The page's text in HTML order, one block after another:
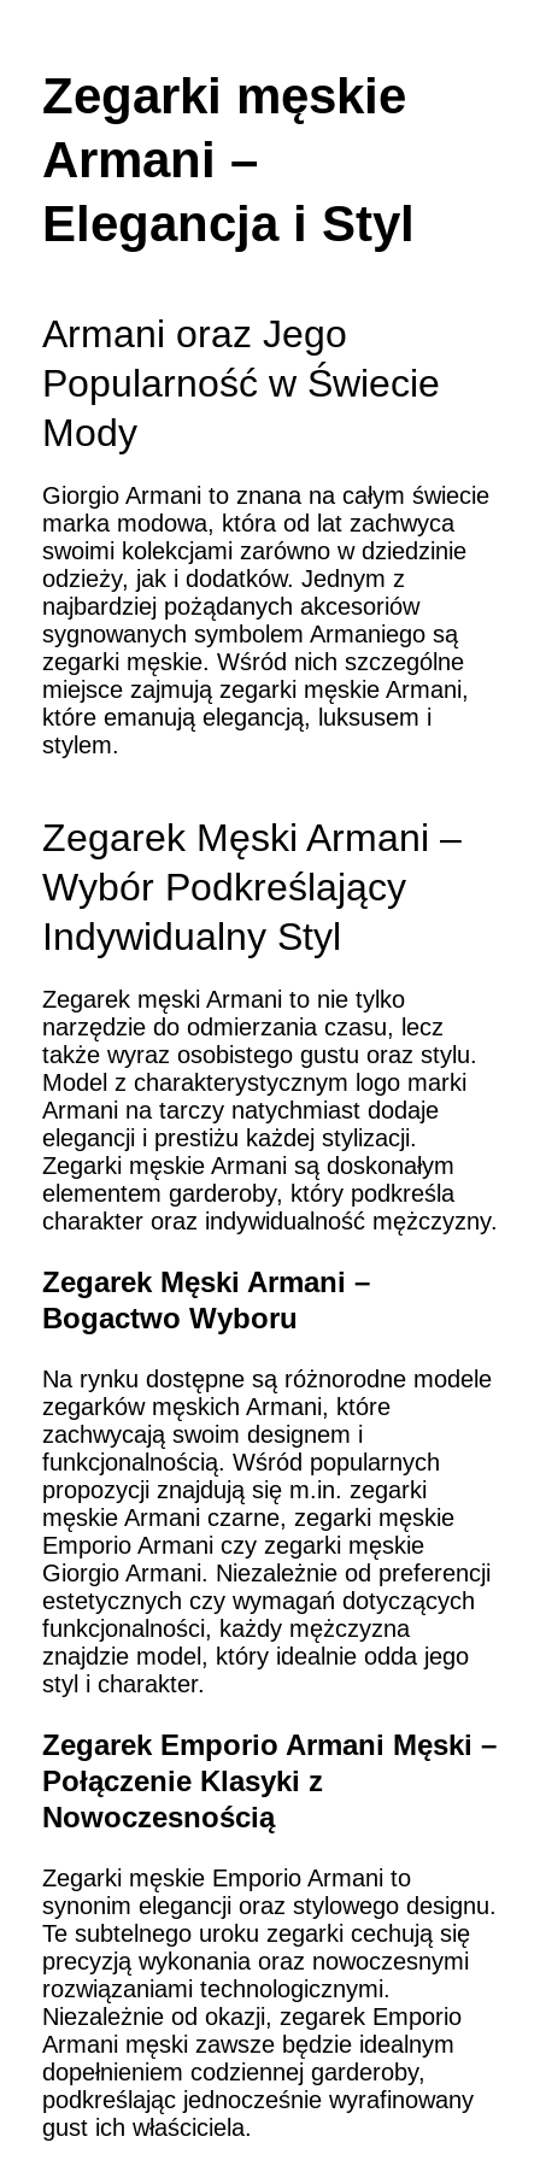
Zegarki męskie
Armani –
Elegancja i Styl
Armani oraz Jego
Popularność w Świecie
Mody
Giorgio Armani to znana na całym świecie
marka modowa, która od lat zachwyca
swoimi kolekcjami zarówno w dziedzinie
odzieży, jak i dodatków. Jednym z
najbardziej pożądanych akcesoriów
sygnowanych symbolem Armaniego są
zegarki męskie. Wśród nich szczególne
miejsce zajmują zegarki męskie Armani,
które emanują elegancją, luksusem i
stylem.
Zegarek Męski Armani –
Wybór Podkreślający
Indywidualny Styl
Zegarek męski Armani to nie tylko
narzędzie do odmierzania czasu, lecz
także wyraz osobistego gustu oraz stylu.
Model z charakterystycznym logo marki
Armani na tarczy natychmiast dodaje
elegancji i prestiżu każdej stylizacji.
Zegarki męskie Armani są doskonałym
elementem garderoby, który podkreśla
charakter oraz indywidualność mężczyzny.
Zegarek Męski Armani –
Bogactwo Wyboru
Na rynku dostępne są różnorodne modele
zegarków męskich Armani, które
zachwycają swoim designem i
funkcjonalnością. Wśród popularnych
propozycji znajdują się m.in. zegarki
męskie Armani czarne, zegarki męskie
Emporio Armani czy zegarki męskie
Giorgio Armani. Niezależnie od preferencji
estetycznych czy wymagań dotyczących
funkcjonalności, każdy mężczyzna
znajdzie model, który idealnie odda jego
styl i charakter.
Zegarek Emporio Armani Męski –
Połączenie Klasyki z
Nowoczesnością
Zegarki męskie Emporio Armani to
synonim elegancji oraz stylowego designu.
Te subtelnego uroku zegarki cechują się
precyzją wykonania oraz nowoczesnymi
rozwiązaniami technologicznymi.
Niezależnie od okazji, zegarek Emporio
Armani męski zawsze będzie idealnym
dopełnieniem codziennej garderoby,
podkreślając jednocześnie wyrafinowany
gust ich właściciela.